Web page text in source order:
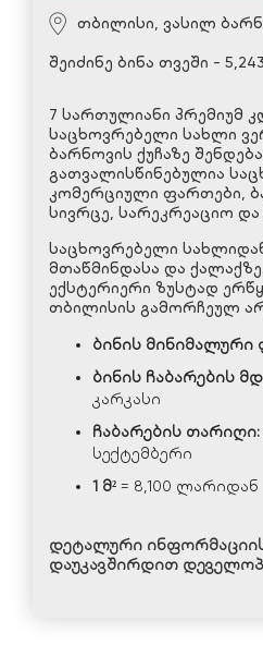
თბილისი, ვასილ
შეიძინე ბინა თვეში -
7 სართულიანი პრემიუმ
საცხოვრებელი სახლი
ბარნოვის ქუჩაზე
გათვალისწინებულია
კომერციული ფართები,
სივრცე, სარეკრეაციო და
საცხოვრებელი
მთაწმინდასა და
ექსტერიერი ზუსტად
თბილისის გამორჩეულ
ბინის მინიმალური
ბინის ჩაბარების
კარკასი
ჩაბარების თარიღი:
სექტემბერი
1 მ² = 8,100 ლარიდან
დეტალური
დაუკავშირდით